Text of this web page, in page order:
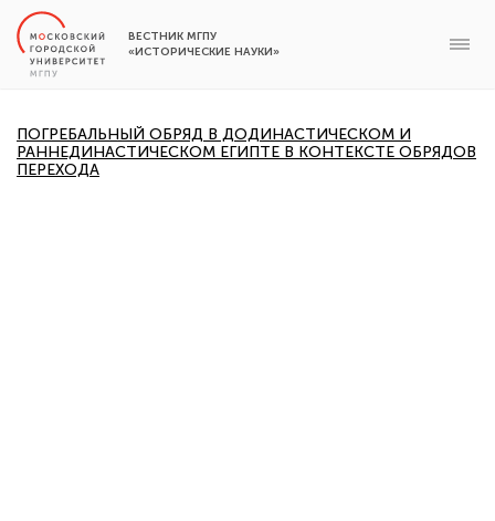
ВЕСТНИК МГПУ
«ИСТОРИЧЕСКИЕ НАУКИ»
ПОГРЕБАЛЬНЫЙ ОБРЯД В ДОДИНАСТИЧЕСКОМ И
РАННЕДИНАСТИЧЕСКОМ ЕГИПТЕ В КОНТЕКСТЕ ОБРЯДОВ
ПЕРЕХОДА